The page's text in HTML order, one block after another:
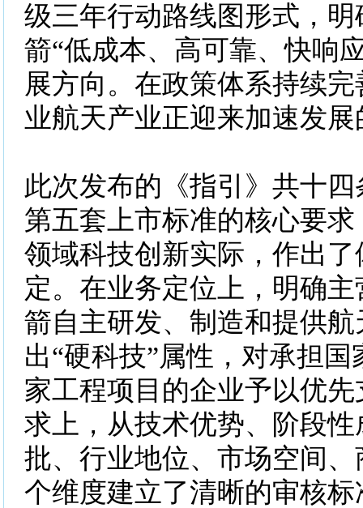
级三年行动路线图形式，
箭“低成本、高可靠、快响
展方向。在政策体系持续
业航天产业正迎来加速发
此次发布的《指引》共十
第五套上市标准的核心要
领域科技创新实际，作出
定。在业务定位上，明确
箭自主研发、制造和提供
出“硬科技”属性，对承担
家工程项目的企业予以优
求上，从技术优势、阶段
批、行业地位、市场空间
个维度建立了清晰的审核标